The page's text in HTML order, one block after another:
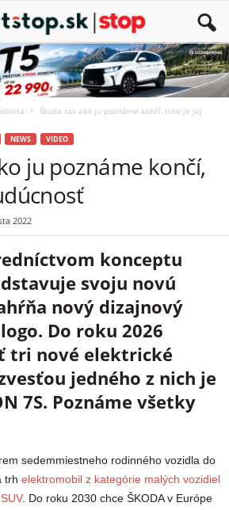
Škoda tak ako ju poznáme končí, toto je jej
NEWS VIDEO
ju poznáme končí,
2022
konceptu
svoju novú
nový dizajnový
Do roku 2026
tri nové elektrické
jedného z nich je
7S. Poznáme všetky
sedemmiestneho rodinného vozidla do
trh elektromobil z kategórie malých vozidiel
. Do roku 2030 chce ŠKODA v Európe